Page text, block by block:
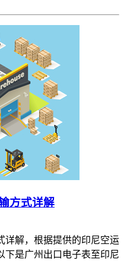
方式详解
详解，根据提供的印尼空运
下是广州出口电子表至印尼